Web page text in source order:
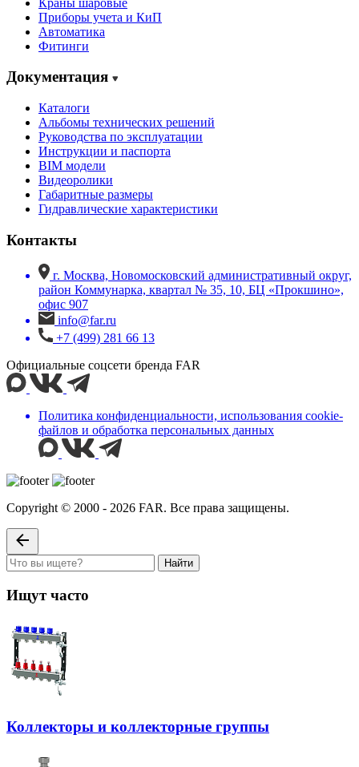
Приборы учета и КиП
Автоматика
Фитинги
Документация
Каталоги
Альбомы технических решений
Руководства по эксплуатации
Инструкции и паспорта
BIM модели
Видеоролики
Габаритные размеры
Гидравлические характеристики
Контакты
г. Москва, Новомосковский административный округ,
район Коммунарка, квартал № 35, 10, БЦ «Прокшино»,
офис 907
info@far.ru
+7 (499) 281 66 13
Официальные соцсети бренда FAR
Политика конфиденциальности, использования сookie-
файлов и обработка персональных данных
Copyright © 2000 - 2026 FAR. Все права защищены.
Найти
Ищут часто
Коллекторы и коллекторные группы